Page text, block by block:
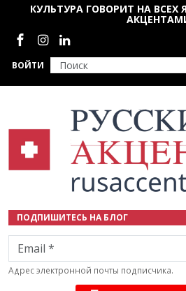
Перейти к основному содержанию
ВОЙТИ
КУЛЬТУРА ГОВОРИТ НА ВСЕХ
Социальные сети
ПОДПИШИТЕСЬ НА БЛОГ
Email
Адрес электронной почты подписчика.